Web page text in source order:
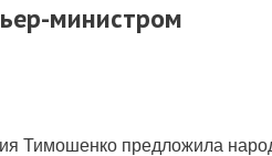
министром
Тимошенко предложила